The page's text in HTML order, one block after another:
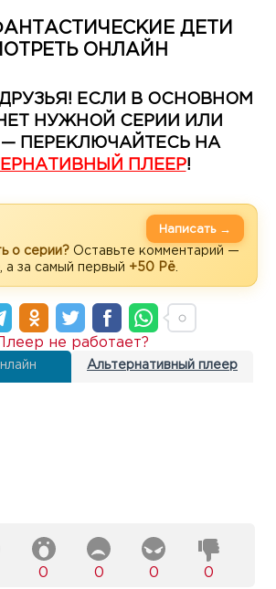
ДЕТИ
ОНЛАЙН
ДРУЗЬЯ! ЕСЛИ В ОСНОВНОМ
НУЖНОЙ СЕРИИ ИЛИ
ПЕРЕКЛЮЧАЙТЕСЬ НА
ПЛЕЕР!
о серии? Оставьте комментарий —
, а за самый первый +50 Рё
Написать →
Альтернативный плеер
Плеер не работает?
0 0 0 0